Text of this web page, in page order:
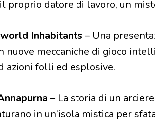
proprio datore di lavoro, un
Inhabitants – Una
nuove meccaniche di gioco
azioni folli ed esplosive.
– La storia di un
in un’isola mistica per